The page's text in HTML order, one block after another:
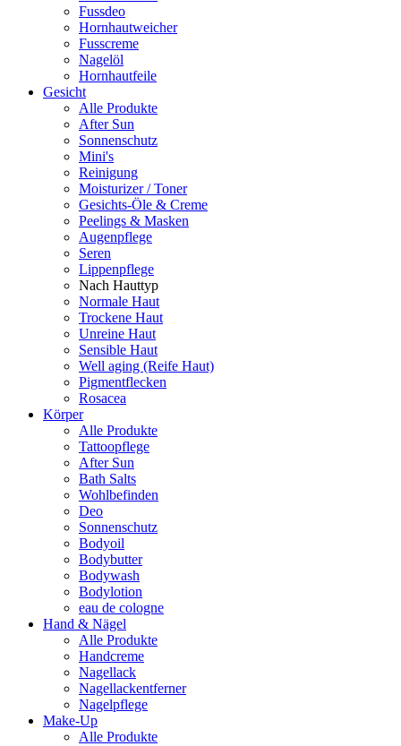
Fussdeo
Hornhautweicher
Fusscreme
Nagelöl
Hornhautfeile
Gesicht
Alle Produkte
After Sun
Sonnenschutz
Mini's
Reinigung
Moisturizer / Toner
Gesichts-Öle & Creme
Peelings & Masken
Augenpflege
Seren
Lippenpflege
Nach Hauttyp
Normale Haut
Trockene Haut
Unreine Haut
Sensible Haut
Well aging (Reife Haut)
Pigmentflecken
Rosacea
Körper
Alle Produkte
Tattoopflege
After Sun
Bath Salts
Wohlbefinden
Deo
Sonnenschutz
Bodyoil
Bodybutter
Bodywash
Bodylotion
eau de cologne
Hand & Nägel
Alle Produkte
Handcreme
Nagellack
Nagellackentferner
Nagelpflege
Make-Up
Alle Produkte